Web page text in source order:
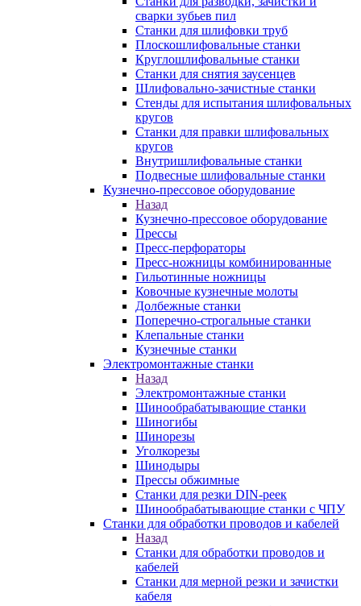
сварки зубьев пил
Станки для шлифовки труб
Плоскошлифовальные станки
Круглошлифовальные станки
Станки для снятия заусенцев
Шлифовально-зачистные станки
Стенды для испытания шлифовальных
кругов
Станки для правки шлифовальных
кругов
Внутришлифовальные станки
Подвесные шлифовальные станки
Кузнечно-прессовое оборудование
Назад
Кузнечно-прессовое оборудование
Прессы
Пресс-перфораторы
Пресс-ножницы комбинированные
Гильотинные ножницы
Ковочные кузнечные молоты
Долбежные станки
Поперечно-строгальные станки
Клепальные станки
Кузнечные станки
Электромонтажные станки
Назад
Электромонтажные станки
Шинообрабатывающие станки
Шиногибы
Шинорезы
Уголкорезы
Шинодыры
Прессы обжимные
Станки для резки DIN-реек
Шинообрабатывающие станки с ЧПУ
Станки для обработки проводов и кабелей
Назад
Станки для обработки проводов и
кабелей
Станки для мерной резки и зачистки
кабеля